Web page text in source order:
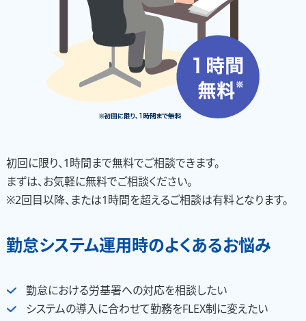
初回に限り、1時間まで無料でご相談できます。
まずは、お気軽に無料でご相談ください。
※2回目以降、または1時間を超えるご相談は有料となります。
勤怠システム運用時のよくあるお悩み
勤怠における労基署への対応を相談したい
システムの導入に合わせて勤務をFLEX制に変えたい